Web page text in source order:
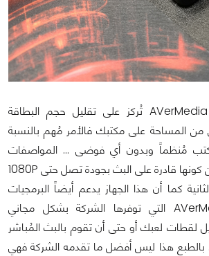
بطاقة البث AVerMedia GC311 تُركز على تقليل حجم البطاقة
من المساحة على مكتبك فالأمر مُهم بالنسبة
مُنظماً وبدون أي فوضى ... المواصفات
التقنية للبطاقة تتضمن كونها قادرة على البث بجودة تصل حتى 1080P
في الثانية كما أن هذا الجهاز يدعم أيضاً البرمجيات
المُساعدة من AVerMedia التي توفرها الشركة بشكل مجاني
لعبك أو حتى أن تقوم بالبث المُباشر
هذا ليس أفضل ما تقدمه الشركة فهي